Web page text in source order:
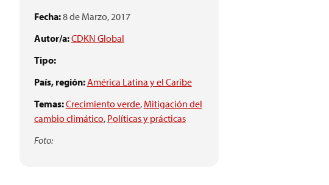
Fecha:8 de Marzo, 2017
Autor/a:CDKN Global
Tipo:
País, región:América Latina y el Caribe
Temas:Crecimiento verde, Mitigación del
cambio climático, Políticas y prácticas
Foto: